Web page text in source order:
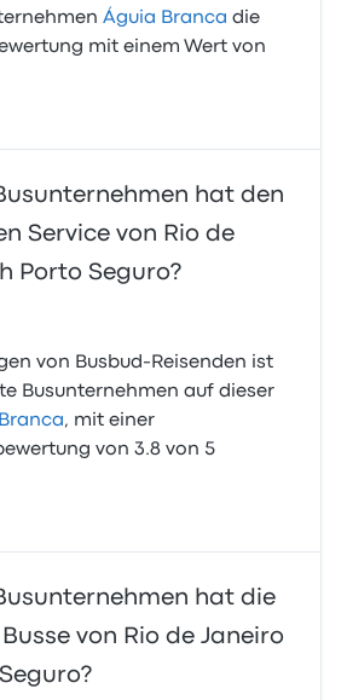
Águia Branca die
mit einem Wert von
hat den
Service von Rio de
Porto Seguro?
von Busbud-Reisenden ist
Busunternehmen auf dieser
, mit einer
von 3.8 von 5
hat die
von Rio de Janeiro